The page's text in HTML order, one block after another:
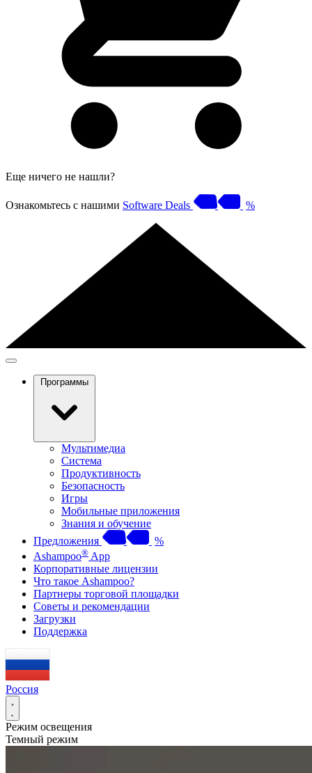
Еще ничего не нашли?
Ознакомьтесь с нашими Software Deals %
Программы
Мультимедиа
Система
Продуктивность
Безопасность
Игры
Мобильные приложения
Знания и обучение
Предложения
%
Ashampoo® App
Корпоративные лицензии
Что такое Ashampoo?
Партнеры торговой площадки
Советы и рекомендации
Загрузки
Поддержка
Россия
Режим освещения
Темный режим